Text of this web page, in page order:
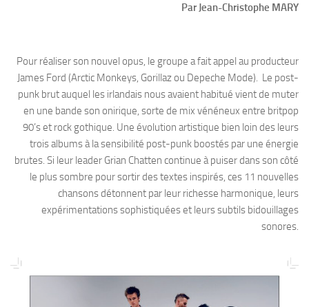
Par Jean-Christophe MARY
Pour réaliser son nouvel opus, le groupe a fait appel au producteur
James Ford (Arctic Monkeys, Gorillaz ou Depeche Mode). Le post-
punk brut auquel les irlandais nous avaient habitué vient de muter
en une bande son onirique, sorte de mix vénéneux entre britpop
90’s et rock gothique. Une évolution artistique bien loin des leurs
trois albums à la sensibilité post-punk boostés par une énergie
brutes. Si leur leader Grian Chatten continue à puiser dans son côté
le plus sombre pour sortir des textes inspirés, ces 11 nouvelles
chansons détonnent par leur richesse harmonique, leurs
expérimentations sophistiquées et leurs subtils bidouillages
sonores.